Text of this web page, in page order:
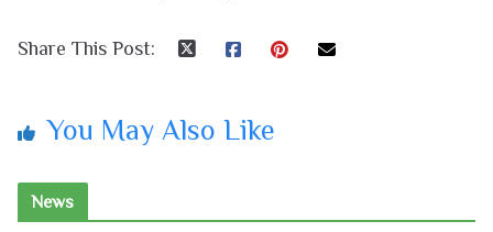
Share This Post:
You May Also Like
News